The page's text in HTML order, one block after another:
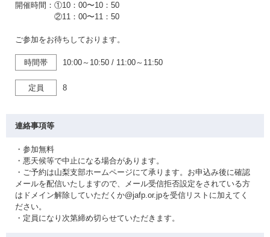
開催時間：①10：00〜10：50
②11：00〜11：50
ご参加をお待ちしております。
時間帯 10:00～10:50 / 11:00～11:50
定員 8
連絡事項等
・参加無料
・悪天候等で中止になる場合があります。
・ご予約は山梨支部ホームページにて承ります。お申込み後に確認
メールを配信いたしますので、メール受信拒否設定をされている方
はドメイン解除していただくか@jafp.or.jpを受信リストに加えてく
ださい。
・定員になり次第締め切らせていただきます。